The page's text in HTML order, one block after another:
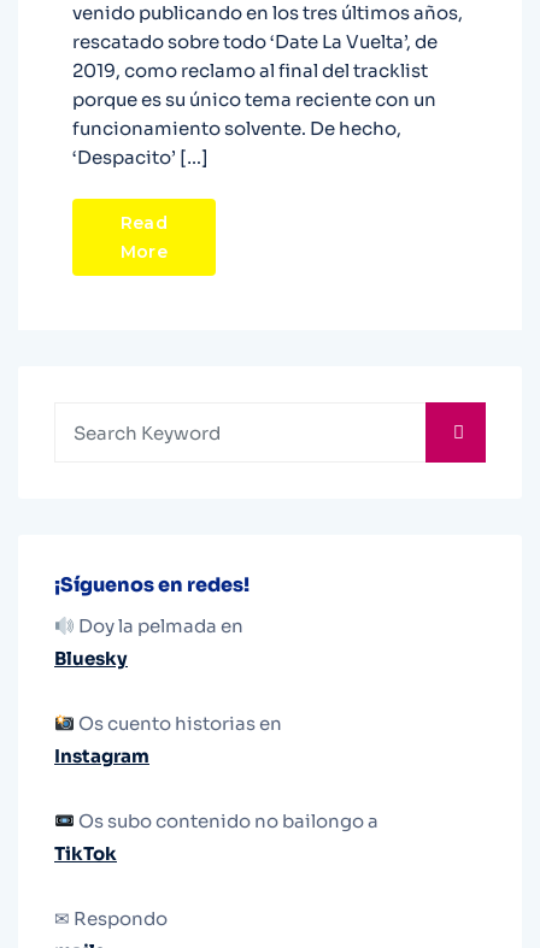
venido publicando en los tres últimos años,
rescatado sobre todo ‘Date La Vuelta’, de
2019, como reclamo al final del tracklist
porque es su único tema reciente con un
funcionamiento solvente. De hecho,
‘Despacito’ […]
Read
More
¡Síguenos en redes!
Doy la pelmada en
Bluesky
Os cuento historias en
Instagram
Os subo contenido no bailongo a
TikTok
✉ Respondo